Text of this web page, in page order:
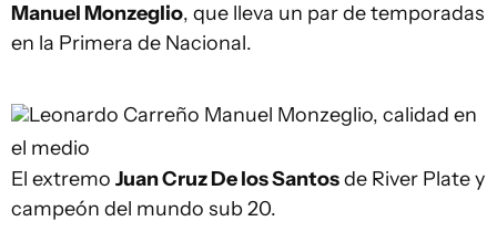
Manuel Monzeglio, que lleva un par de temporadas
en la Primera de Nacional.
Leonardo Carreño Manuel Monzeglio, calidad en
el medio
El extremo Juan Cruz De los Santosde River Plate y
campeón del mundo sub 20.